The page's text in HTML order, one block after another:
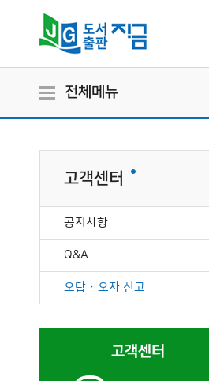
전체메뉴
고객센터
공지사항
Q&A
오답 · 오자 신고
고객센터